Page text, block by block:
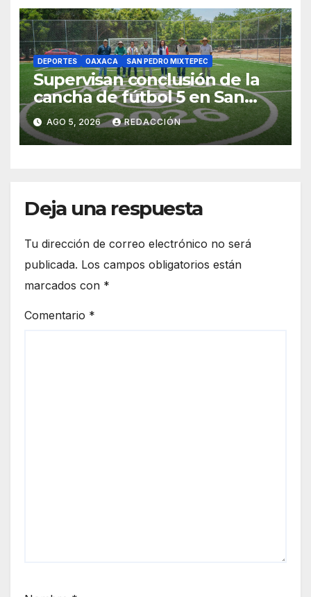
DEPORTES OAXACA SAN PEDRO MIXTEPEC
Supervisan conclusión de la
cancha de fútbol 5 en San
Andrés Copala, Mixtepec
AGO 5, 2026 REDACCIÓN
Deja una respuesta
Tu dirección de correo electrónico no será
publicada. Los campos obligatorios están
marcados con *
Comentario *